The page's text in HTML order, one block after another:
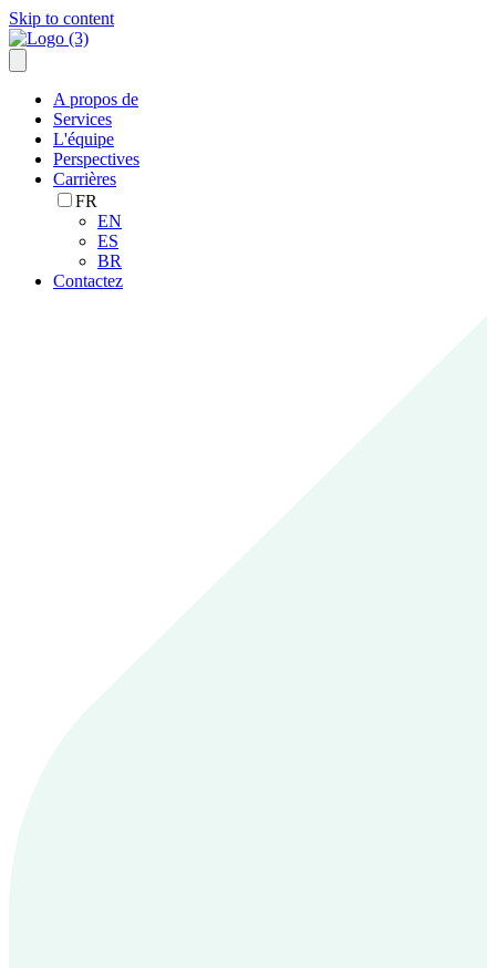
Skip to content
A propos de
Services
L'équipe
Perspectives
Carrières
FR
EN
ES
BR
Contactez